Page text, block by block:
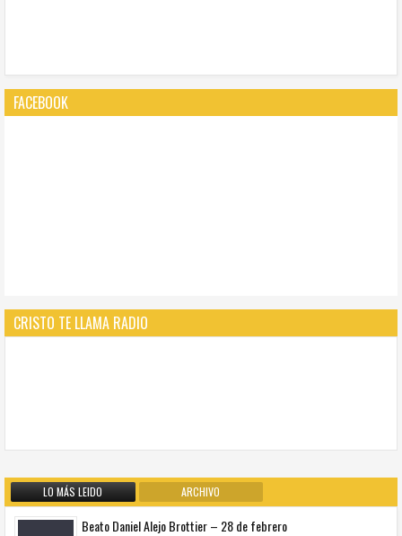
FACEBOOK
CRISTO TE LLAMA RADIO
LO MÁS LEIDO ARCHIVO
Beato Daniel Alejo Brottier – 28 de febrero